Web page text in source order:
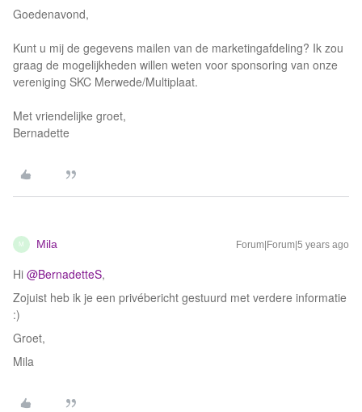
Goedenavond,
Kunt u mij de gegevens mailen van de marketingafdeling? Ik zou
graag de mogelijkheden willen weten voor sponsoring van onze
vereniging SKC Merwede/Multiplaat.
Met vriendelijke groet,
Bernadette
M Mila Forum|Forum|5 years ago
Hi @BernadetteS,
Zojuist heb ik je een privébericht gestuurd met verdere informatie
:)
Groet,
Mila